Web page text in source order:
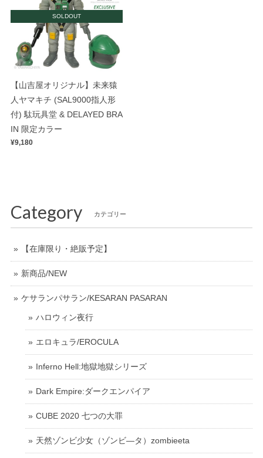
SOLDOUT
【山吉屋オリジナル】未来猿
人ヤマキチ (SAL9000指人形
付) 駄玩具堂 & DELAYED BRA
IN 限定カラー
¥9,180
Category カテゴリー
【在庫限り・絶販予定】
新商品/NEW
ケサランパサラン/KESARAN PASARAN
ハロウィン夜行
エロキュラ/EROCULA
Inferno Hell:地獄地獄シリーズ
Dark Empire:ダークエンパイア
CUBE 2020 七つの大罪
天然ゾンビ少女（ゾンビ―タ）zombieeta